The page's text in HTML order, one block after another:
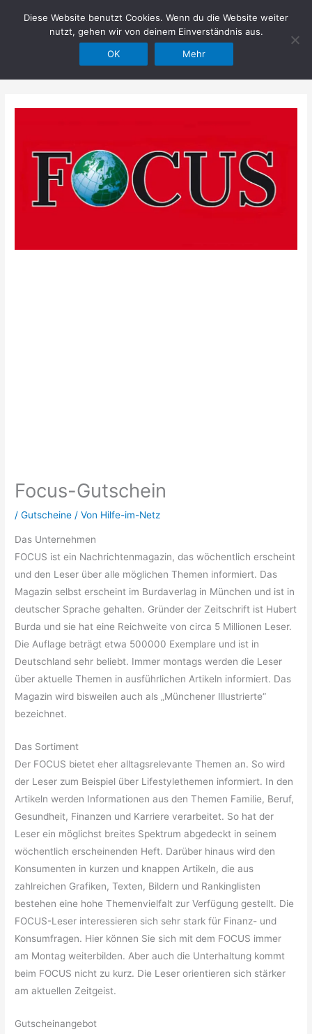
Hilfe im Netz
Focus-Gutschein
/Gutscheine / Von Hilfe-im-Netz
Das Unternehmen
FOCUS ist ein Nachrichtenmagazin, das wöchentlich erscheint
und den Leser über alle möglichen Themen informiert. Das
Magazin selbst erscheint im Burdaverlag in München und ist in
deutscher Sprache gehalten. Gründer der Zeitschrift ist Hubert
Burda und sie hat eine Reichweite von circa 5 Millionen Leser.
Die Auflage beträgt etwa 500000 Exemplare und ist in
Deutschland sehr beliebt. Immer montags werden die Leser
über aktuelle Themen in ausführlichen Artikeln informiert. Das
Magazin wird bisweilen auch als „Münchener Illustrierte“
bezeichnet.
Das Sortiment
Der FOCUS bietet eher alltagsrelevante Themen an. So wird
der Leser zum Beispiel über Lifestylethemen informiert. In den
Artikeln werden Informationen aus den Themen Familie, Beruf,
Gesundheit, Finanzen und Karriere verarbeitet. So hat der
Leser ein möglichst breites Spektrum abgedeckt in seinem
wöchentlich erscheinenden Heft. Darüber hinaus wird den
Konsumenten in kurzen und knappen Artikeln, die aus
zahlreichen Grafiken, Texten, Bildern und Rankinglisten
bestehen eine hohe Themenvielfalt zur Verfügung gestellt. Die
FOCUS-Leser interessieren sich sehr stark für Finanz- und
Konsumfragen. Hier können Sie sich mit dem FOCUS immer
am Montag weiterbilden. Aber auch die Unterhaltung kommt
beim FOCUS nicht zu kurz. Die Leser orientieren sich stärker
am aktuellen Zeitgeist.
Gutscheinangebot
Diese Website benutzt Cookies. Wenn du die Website weiter
nutzt, gehen wir von deinem Einverständnis aus.
OK
Mehr